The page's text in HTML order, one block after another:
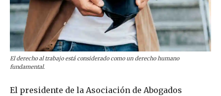
El derecho al trabajo está considerado como un derecho humano
fundamental.
El presidente de la Asociación de Abogados